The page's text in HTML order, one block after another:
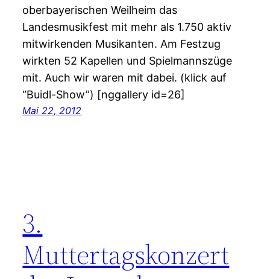
oberbayerischen Weilheim das
Landesmusikfest mit mehr als 1.750 aktiv
mitwirkenden Musikanten. Am Festzug
wirkten 52 Kapellen und Spielmannszüge
mit. Auch wir waren mit dabei. (klick auf
“Buidl-Show”) [nggallery id=26]
Mai 22, 2012
3.
Muttertagskonzert